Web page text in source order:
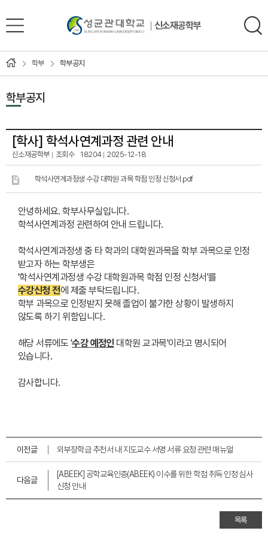
신소재공학부
학부 학부공지
학부공지
[학사] 학석사연계과정 관련 안내
신소재공학부 조회수 18204 2025-12-18
학석사연계과정생 수강 대학원 과목 학점 인정 신청서.pdf
안녕하세요. 학부사무실입니다.
학석사연계과정 관련하여 안내 드립니다.
학석사연계과정생 중 타 학과의 대학원과목을 학부 과목으로 인정
받고자 하는 학부생은
'학석사연계과정생 수강 대학원과목 학점 인정 신청서'를
수강신청 전에 제출 부탁드립니다.
학부 과목으로 인정받지 못해 졸업이 불가한 상황이 발생하지
않도록 하기 위함입니다.
해당 서류에도 '수강 예정인 대학원 교과목'이라고 명시되어
있습니다.
감사합니다.
이전글 외부장학금 추천서 내 지도교수 서명 서류 요청 관련 매뉴얼
다음글
[ABEEK] 공학교육인증(ABEEK) 이수를 위한 학점 취득 인정 심사
신청 안내
목록